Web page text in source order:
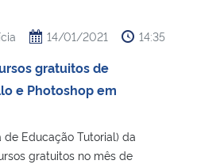
e Comunicações
14/01/2021 14:35
gratuitos de
e Photoshop em
de Educação Tutorial) da
gratuitos no mês de